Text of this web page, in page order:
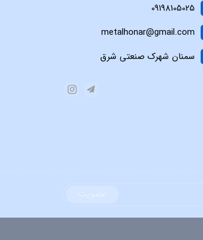
09198105025
metalhonar@gmail.com
سمنان شهرک صنعتی شرق